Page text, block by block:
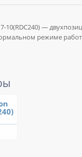
10(RDC240) —
режиме